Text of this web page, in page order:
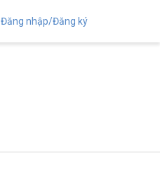
Đăng nhập/Đăng ký